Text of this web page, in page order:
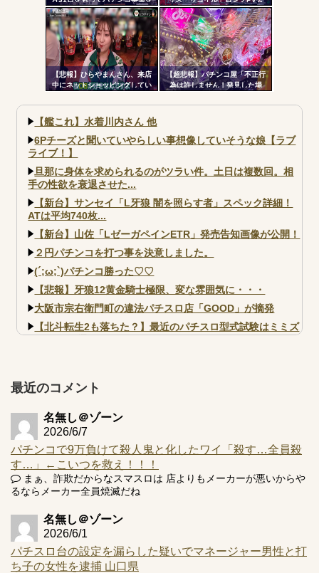
停止へ ナナシーやコマコマ倶
楽部マやウィッチブレイド…た
くさんの名機をありがとう
開！新時代の疑似ボ連打を体感
せよ！！！
【悲報】ひらやまんさん、来店
中にネットショッピングしてい
ーさんに密告されてしまう…
【超悲報】パチンコ屋「不正行
為は許しません！発見した場
よ！！！」
【艦これ】水着川内さん 他
6Pチーズと聞いていやらしい事想像していそうな娘【ラブ
ライブ！】
旦那に身体を求められるのがツラい件。土日は複数回。相
手の性欲を衰退させた...
【新台】サンセイ「L牙狼 闇を照らす者」スペック詳細！
ATは平均740枚...
【新台】山佐「LゼーガペインETR」発売告知画像が公開！
２円パチンコを打つ事を決意しました。
(´;ω;`)パチンコ勝った♡♡
【悲報】牙狼12黄金騎士極限、変な雰囲気に・・・
大阪市宗右衛門町の違法パチスロ店「GOOD」が摘発
【北斗転生2も落ちた？】最近のパチスロ型式試験はミミズ
的な何かが通りにく...
アズールレーン スロット評価はコイン持ちの悪い疑似ボ天
Powered by livedoor 相互RSS
最近のコメント
名無し＠ゾーン
2026/6/7
パチンコで9万負けて殺人鬼と化したワイ「殺す…全員殺
す…」←こいつを救え！！！
まぁ、詐欺だからなスマスロは 店よりもメーカーが悪いからや
るならメーカー全員焼滅だね
名無し＠ゾーン
2026/6/1
パチスロ台の設定を漏らした疑いでマネージャー男性と打
ち子の女性を逮捕 山口県